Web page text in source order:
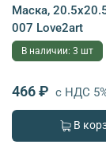
Маска,
007 Love2art
В наличии: 3 шт
466 ₽ с НДС
В